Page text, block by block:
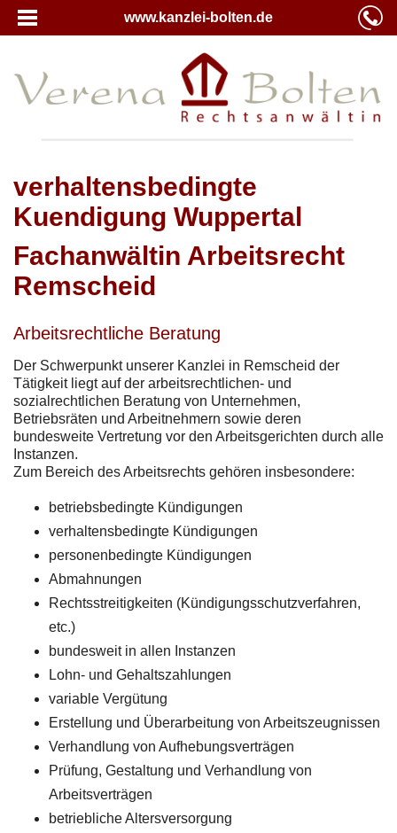
www.kanzlei-bolten.de
verhaltensbedingte
Kuendigung Wuppertal
Fachanwältin Arbeitsrecht
Remscheid
Arbeitsrechtliche Beratung
Der Schwerpunkt unserer Kanzlei in Remscheid der
Tätigkeit liegt auf der arbeitsrechtlichen- und
sozialrechtlichen Beratung von Unternehmen,
Betriebsräten und Arbeitnehmern sowie deren
bundesweite Vertretung vor den Arbeitsgerichten durch alle
Instanzen.
Zum Bereich des Arbeitsrechts gehören insbesondere:
betriebsbedingte Kündigungen
verhaltensbedingte Kündigungen
personenbedingte Kündigungen
Abmahnungen
Rechtsstreitigkeiten (Kündigungsschutzverfahren,
etc.)
bundesweit in allen Instanzen
Lohn- und Gehaltszahlungen
variable Vergütung
Erstellung und Überarbeitung von Arbeitszeugnissen
Verhandlung von Aufhebungsverträgen
Prüfung, Gestaltung und Verhandlung von
Arbeitsverträgen
betriebliche Altersversorgung